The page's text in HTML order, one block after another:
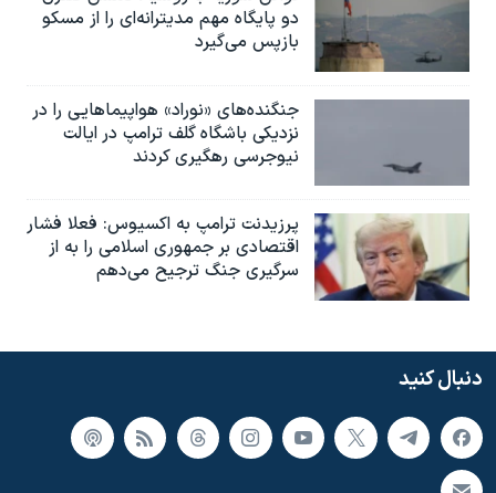
دو پایگاه مهم مدیترانه‌ای را از مسکو
بازپس می‌گیرد
جنگنده‌های «نوراد» هواپیماهایی را در
نزدیکی باشگاه گلف ترامپ در ایالت
نیوجرسی رهگیری کردند
پرزیدنت ترامپ به اکسیوس: فعلا فشار
اقتصادی بر جمهوری اسلامی را به از
سرگیری جنگ ترجیح می‌دهم
دنبال کنید